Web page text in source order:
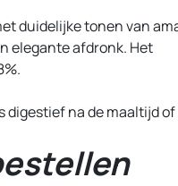
duidelijke tonen van
elegante afdronk. Het
digestief na de maaltijd